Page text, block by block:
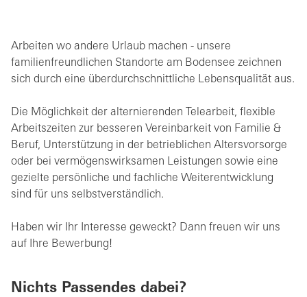
Arbeiten wo andere Urlaub machen - unsere
familienfreundlichen Standorte am Bodensee zeichnen
sich durch eine überdurchschnittliche Lebensqualität aus.
Die Möglichkeit der alternierenden Telearbeit, flexible
Arbeitszeiten zur besseren Vereinbarkeit von Familie &
Beruf, Unterstützung in der betrieblichen Altersvorsorge
oder bei vermögenswirksamen Leistungen sowie eine
gezielte persönliche und fachliche Weiterentwicklung
sind für uns selbstverständlich.
Haben wir Ihr Interesse geweckt? Dann freuen wir uns
auf Ihre Bewerbung!
Nichts Passendes dabei?